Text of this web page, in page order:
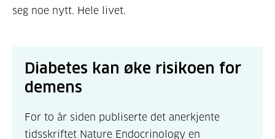
seg noe nytt. Hele livet.
Diabetes kan øke risikoen for
demens
For to år siden publiserte det anerkjente
tidsskriftet Nature Endocrinology en